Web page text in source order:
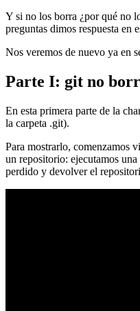
Y si no los borra ¿por qué no
preguntas dimos respuesta en
Nos veremos de nuevo ya en
Parte I: git no
En esta primera parte de la
la carpeta .git).
Para mostrarlo, comenzamos
un repositorio: ejecutamos
perdido y devolver el